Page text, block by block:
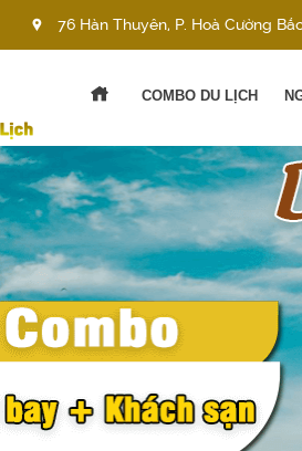
76 Hàn Thuyên, P. Hoà Cường
COMBO DU LỊCH